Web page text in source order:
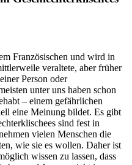
Französischen und wird in
veraltete, aber früher
Person oder
unter uns haben schon
– einem gefährlichen
eine Meinung bildet. Es gibt
sind fest in
vielen Menschen die
wie sie es wollen. Daher ist
wissen zu lassen, dass